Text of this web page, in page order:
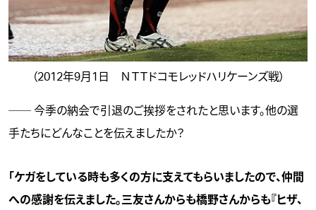
（2012年9月1日 ＮＴＴドコモレッドハリケーンズ戦）
── 今季の納会で引退のご挨拶をされたと思います。他の選
手たちにどんなことを伝えましたか？
「ケガをしている時も多くの方に支えてもらいましたので、仲間
への感謝を伝えました。三友さんからも橋野さんからも『ヒザ、